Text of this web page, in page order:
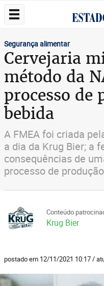
Segurança alimentar
Cervejaria
método da
processo de
bebida
A FMEA foi criada
a dia da Krug Bier; a
consequências de
processo de produção
Conteúdo
Krug Bier
postado em 12/11/2021 10:17 /